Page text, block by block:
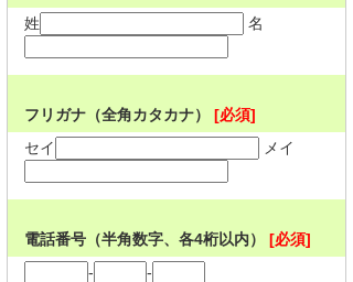
姓
名
フリガナ（全角カタカナ） [必須]
セイ
メイ
電話番号（半角数字、各4桁以内） [必須]
-
-